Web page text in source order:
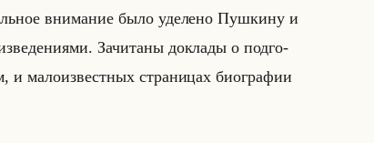
вни­ма­ние было уде­ле­но Пуш­ки­ну и
За­чи­та­ны до­кла­ды о под­го­
и ма­ло­из­вест­ных стра­ни­цах био­гра­фии